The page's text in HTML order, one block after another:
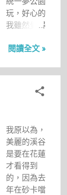
玩，好心的
我雖然覺得
焰焰不太想
衝著有北海
道帝王蟹，
以及看到報
麵寶寶，想
去拍照，於
是丟下稿子
沒寫完還是
去了。
閱讀全文 »
我原以為，
美麗的溪谷
是要在花蓮
才看得到
的，因為去
年在砂卡噹